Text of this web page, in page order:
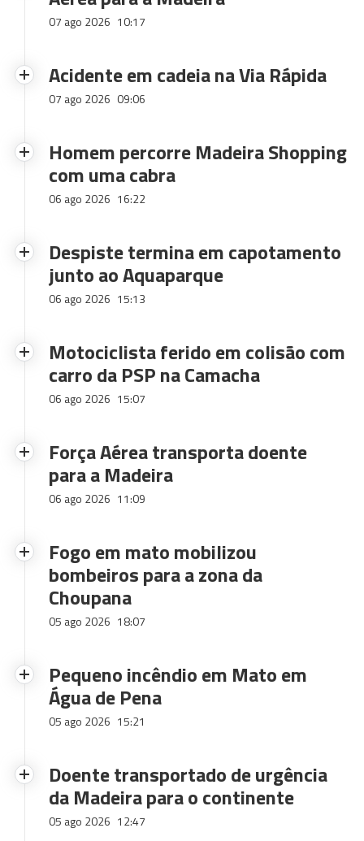
07 ago 2026 10:17
Acidente em cadeia na Via Rápida
07 ago 2026 09:06
Homem percorre Madeira Shopping
com uma cabra
06 ago 2026 16:22
Despiste termina em capotamento
junto ao Aquaparque
06 ago 2026 15:13
Motociclista ferido em colisão com
carro da PSP na Camacha
06 ago 2026 15:07
Força Aérea transporta doente
para a Madeira
06 ago 2026 11:09
Fogo em mato mobilizou
bombeiros para a zona da
Choupana
05 ago 2026 18:07
Pequeno incêndio em Mato em
Água de Pena
05 ago 2026 15:21
Doente transportado de urgência
da Madeira para o continente
05 ago 2026 12:47